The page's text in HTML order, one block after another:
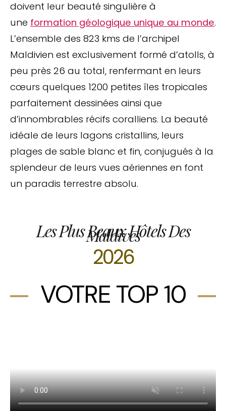
doivent leur beauté singulière à
une formation géologique unique au monde.
L’ensemble des 823 kms de l’archipel
Maldivien est exclusivement formé d’atolls, à
peu près 26 au total, renfermant en leurs
cœurs quelques 1200 petites îles tropicales
parfaitement dessinées ainsi que
d’innombrables récifs coralliens. La beauté
idéale de leurs lagons cristallins, leurs
plages de sable blanc et fin, conjugués à la
splendeur de leurs vues aériennes en font
un paradis terrestre absolu.
Les Plus Beaux Hôtels Des
Maldives
2026
VOTRE TOP 10